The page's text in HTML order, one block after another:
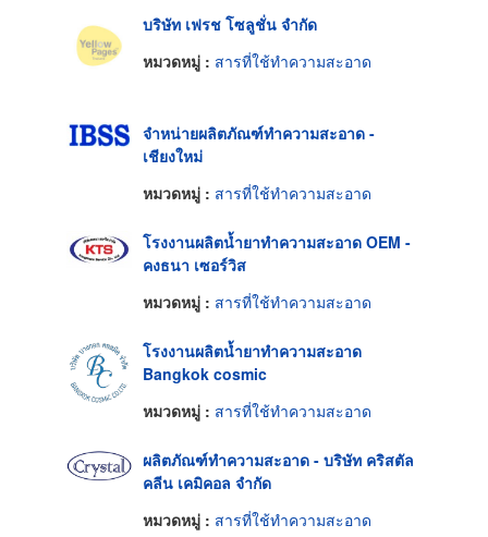
บริษัท เฟรช โซลูชั่น จำกัด
หมวดหมู่ : สารที่ใช้ทำความสะอาด
จำหน่ายผลิตภัณฑ์ทำความสะอาด -
เชียงใหม่
หมวดหมู่ : สารที่ใช้ทำความสะอาด
โรงงานผลิตน้ำยาทำความสะอาด OEM -
คงธนา เซอร์วิส
หมวดหมู่ : สารที่ใช้ทำความสะอาด
โรงงานผลิตน้ำยาทำความสะอาด
Bangkok cosmic
หมวดหมู่ : สารที่ใช้ทำความสะอาด
ผลิตภัณฑ์ทำความสะอาด - บริษัท คริสตัล
คลีน เคมิคอล จำกัด
หมวดหมู่ : สารที่ใช้ทำความสะอาด